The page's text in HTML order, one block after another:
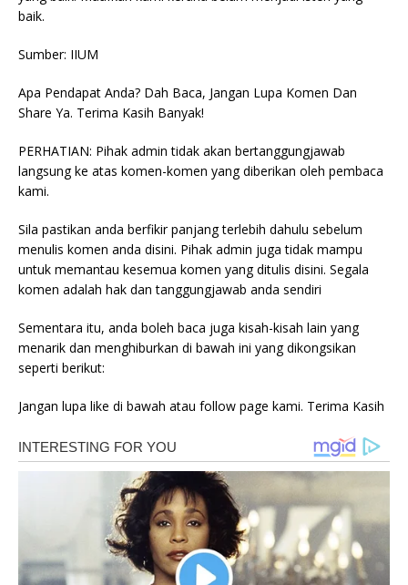
baik.
Sumber: IIUM
Apa Pendapat Anda? Dah Baca, Jangan Lupa Komen Dan
Share Ya. Terima Kasih Banyak!
PERHATIAN: Pihak admin tidak akan bertanggungjawab
langsung ke atas komen-komen yang diberikan oleh pembaca
kami.
Sila pastikan anda berfikir panjang terlebih dahulu sebelum
menulis komen anda disini. Pihak admin juga tidak mampu
untuk memantau kesemua komen yang ditulis disini. Segala
komen adalah hak dan tanggungjawab anda sendiri
Sementara itu, anda boleh baca juga kisah-kisah lain yang
menarik dan menghiburkan di bawah ini yang dikongsikan
seperti berikut:
Jangan lupa like di bawah atau follow page kami. Terima Kasih